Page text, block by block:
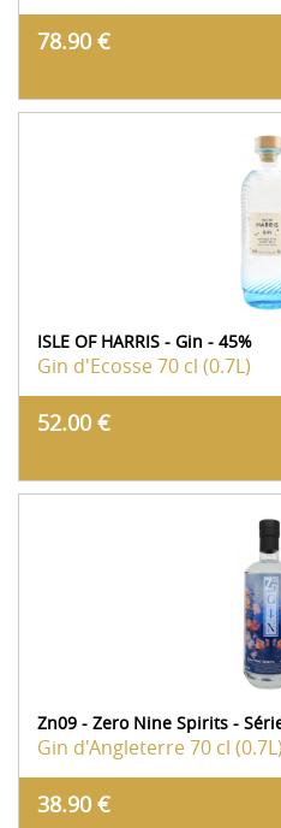
78.90 €
ISLE OF HARRIS - Gin - 45%
Gin d'Ecosse70 cl (0.7L)
52.00 €
Zn09 - Zero Nine Spirits -
Gin d'Angleterre70 cl (0.7L)
38.90 €